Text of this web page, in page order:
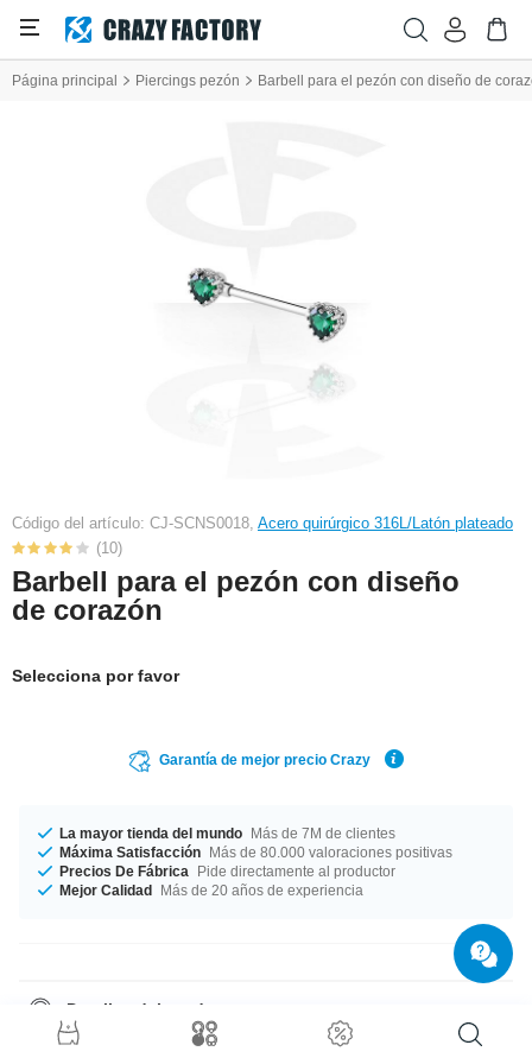
Página principal Piercings pezón Barbell para el pezón con diseño de
Código del artículo: CJ-SCNS0018, Acero quirúrgico 316L/Latón plateado
(10)
Barbell para el pezón con diseño
de corazón
Selecciona por favor
Garantía de mejor precio Crazy
La mayor tienda del mundo Más de 7M de clientes
Máxima Satisfacción Más de 80.000 valoraciones positivas
Precios De Fábrica
Pide directamente al productor
Mejor Calidad Más de 20 años de experiencia
Detalles del producto
Grosor de 1.6 mm. Elige tu tamaño desde 10 mm a 20 mm de longitud.